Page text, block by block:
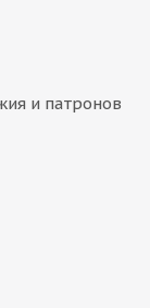
и патронов